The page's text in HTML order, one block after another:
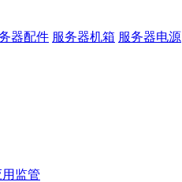
器配件 服务器机箱 服务器电源
用监管